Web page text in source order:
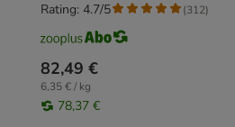
82,49 €
6,35 € / kg
78,37 €
Rating: 4.7/5 (312)